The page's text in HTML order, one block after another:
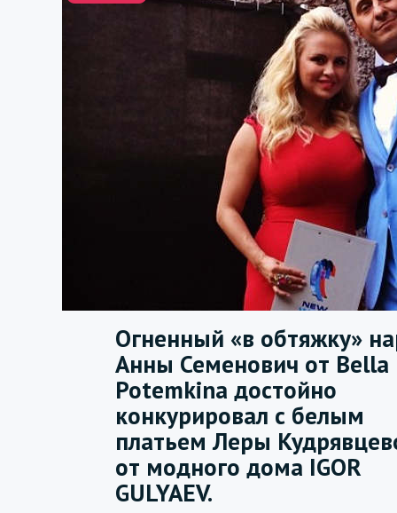
Огненный «в обтяжку»
Анны Семенович от Bella
Potemkina достойно
конкурировал с белым
платьем Леры
от модного дома IGOR
GULYAEV.